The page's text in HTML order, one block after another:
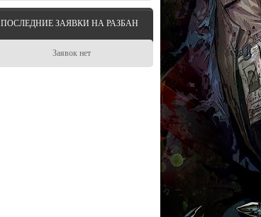
ПОСЛЕДНИЕ ЗАЯВКИ НА РАЗБАН
Заявок нет